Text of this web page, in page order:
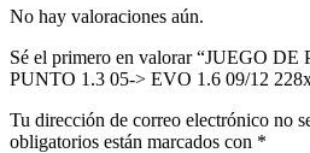
No hay valoraciones aún.
Sé el primero en valorar “JUEGO
PUNTO 1.3 05-> EVO 1.6 09/12
Tu dirección de correo electrónico no
obligatorios están marcados con *